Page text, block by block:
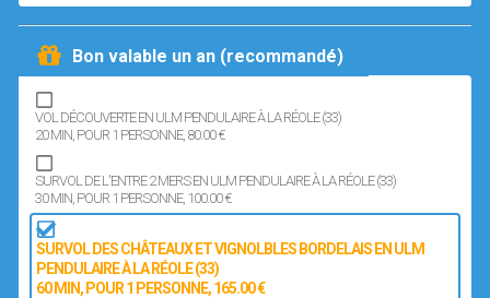
Bon valable un an (recommandé)
VOL DÉCOUVERTE EN ULM PENDULAIRE À LA RÉOLE (33)
20 MIN, POUR 1 PERSONNE, 80.00 €
SURVOL DE L'ENTRE 2 MERS EN ULM PENDULAIRE À LA RÉOLE (33)
30 MIN, POUR 1 PERSONNE, 100.00 €
SURVOL DES CHÂTEAUX ET VIGNOLBLES BORDELAIS EN ULM
PENDULAIRE À LA RÉOLE (33)
60 MIN, POUR 1 PERSONNE, 165.00 €